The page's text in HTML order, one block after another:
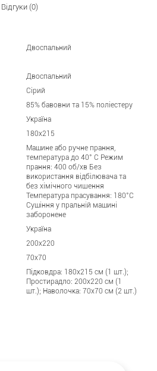
Відгуки (0)
Двоспальний
Двоспальний
Сірий
85% бавовни та 15% поліестеру
Україна
180x215
Машине або ручне прання,
температура до 40° C Режим
прання: 400 об/хв Без
використання відбілювача та
без хімічного чищення
Температура прасування: 180°C
Сушіння у пральній машині
заборонене
Україна
200x220
70x70
Підковдра: 180x215 см (1 шт.);
Простирадло: 200x220 см (1
шт.); Наволочка: 70x70 см (2 шт.)